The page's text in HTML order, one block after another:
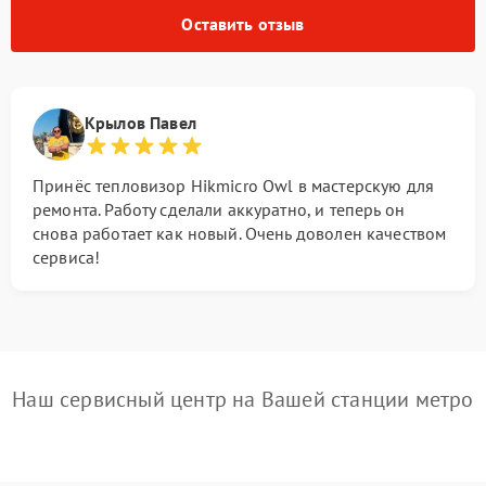
Оставить отзыв
Крылов Павел
Принёс тепловизор Hikmicro Owl в мастерскую для
ремонта. Работу сделали аккуратно, и теперь он
снова работает как новый. Очень доволен качеством
сервиса!
Наш сервисный центр на Вашей станции метро